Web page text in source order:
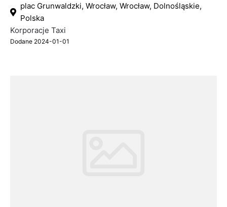
plac Grunwaldzki, Wrocław, Wrocław, Dolnośląskie,
Polska
Korporacje Taxi
Dodane 2024-01-01